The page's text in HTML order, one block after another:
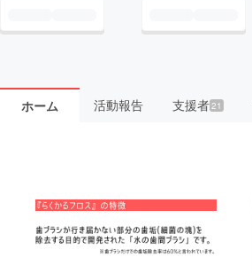
ホーム 活動報告 支援者 21